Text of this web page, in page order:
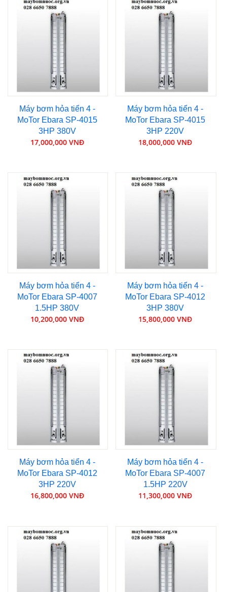
Máy bơm hỏa tiển 4 -
MoTor Ebara SP-4015
3HP 380V
17,000,000 VNĐ
Máy bơm hỏa tiển 4 -
MoTor Ebara SP-4015
3HP 220V
18,000,000 VNĐ
Máy bơm hỏa tiển 4 -
MoTor Ebara SP-4007
1.5HP 380V
10,200,000 VNĐ
Máy bơm hỏa tiển 4 -
MoTor Ebara SP-4012
3HP 380V
15,800,000 VNĐ
Máy bơm hỏa tiển 4 -
MoTor Ebara SP-4012
3HP 220V
16,800,000 VNĐ
Máy bơm hỏa tiển 4 -
MoTor Ebara SP-4007
1.5HP 220V
11,300,000 VNĐ